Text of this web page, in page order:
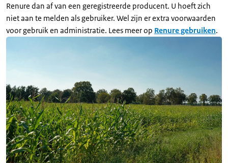
Renure dan af van een geregistreerde producent. U hoeft zich
niet aan te melden als gebruiker. Wel zijn er extra voorwaarden
voor gebruik en administratie. Lees meer op Renure gebruiken.